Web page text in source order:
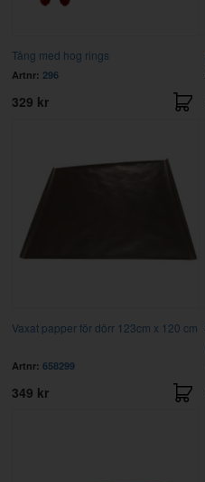
Tång med hog rings
Artnr: 296
329 kr
Vaxat papper för dörr 123cm x 120 cm
Artnr: 658299
349 kr